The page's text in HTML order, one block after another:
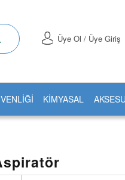
Üye Ol / Üye Giriş
KİMYASAL